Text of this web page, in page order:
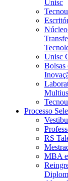
Unisc
Unisc
Bolsas
Processo
RS
MBA e